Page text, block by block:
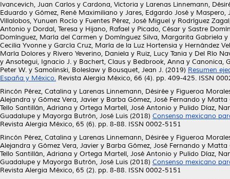
Ivancevich, Juan Carlos y Cardona, Victoria y Larenas Linnemann,
Eduardo y Gómez, René Maximiliano y Jares, Edgardo José y Maspero,
Villalobos, Yunuen Rocío y Fuentes Pérez, José Miguel y Rodríguez
Antonio y Dordal, Teresa y Hijano, Rafael y Picado, César y Sastre
Domínguez, María del Carmen y Domínguez Silva, Margarita Gabriela y
Cecilia Yvonne y García Cruz, María de la Luz Hortensia y Hernández
María Dolores y Rivero Yeverino, Daniela y Ruiz, Lucy Tania y Del Río
y Ansotegui, Ignacio J. y Bachert, Claus y Bedbrook, Anna y Canonica,
Peter W. y Samolinski, Boleslaw y Bousquet, Jean J. (2019) Resumen
España y México. Revista Alergia México, 66 (4). pp. 409-425. ISSN
Rincón Pérez, Catalina y Larenas Linnemann, Désirée y Figueroa
Alejandra y Gómez Vera, Javier y Barba Gómez, José Fernando y Matta
Tello Santillán, Adriana y Ortega Martell, José Antonio y Pulido Díaz,
Guadalupe y Mayorga Butrón, José Luis (2018) Consenso mexicano
Revista Alergia México, 65 (6). pp. 8-88. ISSN 0002-5151
Rincón Pérez, Catalina y Larenas Linnemann, Désirée y Figueroa
Alejandra y Gómez Vera, Javier y Barba Gómez, José Fernando y Matta
Tello Santillán, Adriana y Ortega Martell, José Antonio y Pulido Díaz,
Guadalupe y Mayorga Butrón, José Luis (2018) Consenso mexicano
Revista Alergia México, 65 (2). pp. 8-88. ISSN 0002-5151